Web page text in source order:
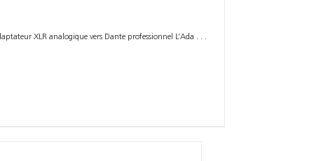
XLR analogique vers Dante professionnel L’Ada . . .